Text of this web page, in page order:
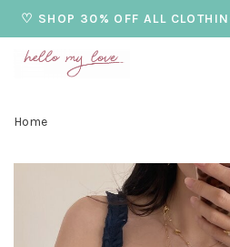
♡ SHOP 30% OFF ALL
Home